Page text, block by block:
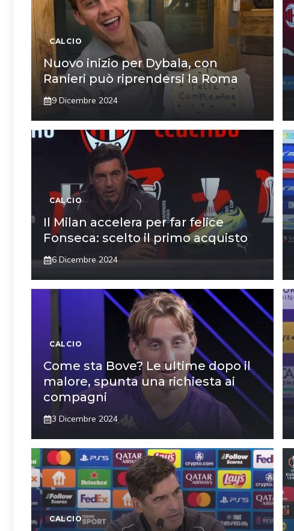
CALCIO
Nuovo inizio per Dybala, con
Ranieri può riprendersi la Roma
9 Dicembre 2024
CALCIO
Il Milan accelera per far felice
Fonseca: scelto il primo acquisto
6 Dicembre 2024
CALCIO
Come sta Bove? Le ultime dopo il
malore, spunta una richiesta ai
compagni
3 Dicembre 2024
CALCIO